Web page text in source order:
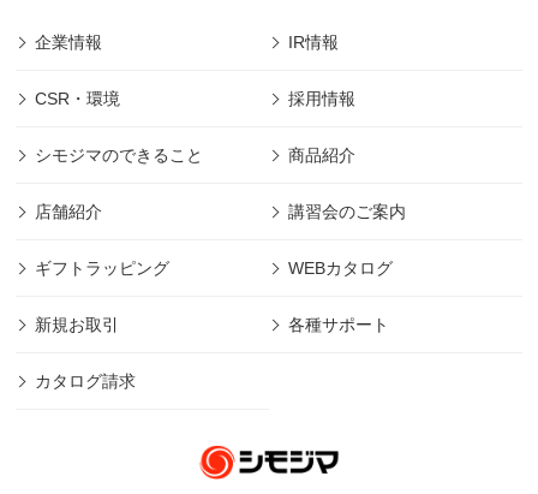
企業情報 IR情報
CSR・環境 採用情報
シモジマのできること 商品紹介
店舗紹介 講習会のご案内
ギフトラッピング WEBカタログ
新規お取引 各種サポート
カタログ請求